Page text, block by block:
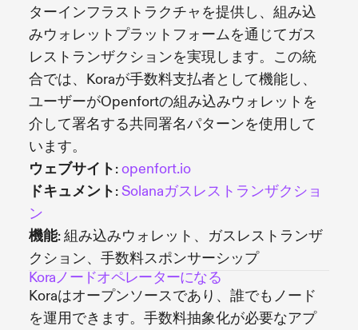
ターインフラストラクチャを提供し、組み込
みウォレットプラットフォームを通じてガス
レストランザクションを実現します。この統
合では、Koraが手数料支払者として機能し、
ユーザーがOpenfortの組み込みウォレットを
介して署名する共同署名パターンを使用して
います。
ウェブサイト:openfort.io
ドキュメント:Solanaガスレストランザクショ
ン
機能: 組み込みウォレット、ガスレストランザ
クション、手数料スポンサーシップ
Koraノードオペレーターになる
Koraはオープンソースであり、誰でもノード
を運用できます。手数料抽象化が必要なアプ